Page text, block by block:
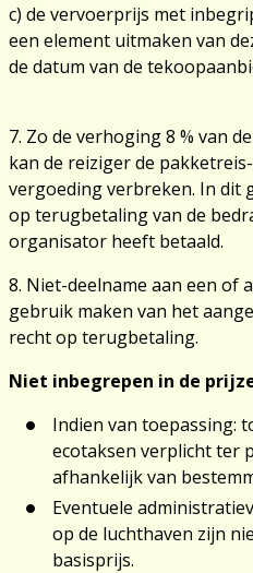
c) de vervoerprijs met
een element uitmaken van
de datum van de
7. Zo de verhoging 8 % van
kan de reiziger de
vergoeding verbreken. In dit
op terugbetaling van de
organisator heeft betaald.
8. Niet-deelname aan een of
gebruik maken van het
recht op terugbetaling.
Niet inbegrepen in de
Indien van toepassing:
ecotaksen verplicht ter
afhankelijk van
Eventuele
op de luchthaven zijn
basisprijs.